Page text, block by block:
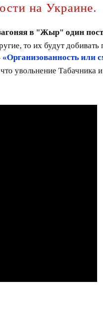
на Украине.
в "Жыр" один
то их будут
«Организованность или
увольнение